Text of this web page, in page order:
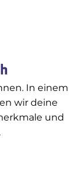
In einem
wir deine
und